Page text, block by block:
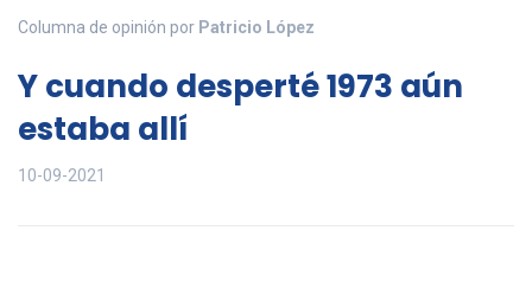
Columna de opinión por Patricio López
Y cuando desperté 1973 aún
estaba allí
10-09-2021